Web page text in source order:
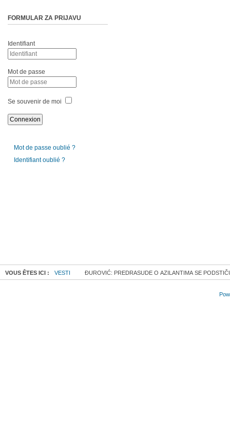
FORMULAR ZA PRIJAVU
Identifiant
Mot de passe
Se souvenir de moi
Mot de passe oublié ?
Identifiant oublié ?
VOUS ÊTES ICI : VESTI ĐUROVIĆ: PREDRАSUDE O АZILАNTIMА SE